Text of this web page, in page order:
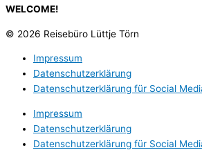
WELCOME!
© 2026 Reisebüro Lüttje Törn
Impressum
Datenschutzerklärung
Datenschutzerklärung für Social
Impressum
Datenschutzerklärung
Datenschutzerklärung für Social